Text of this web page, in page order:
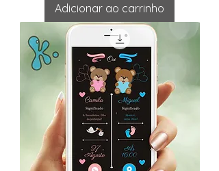
Adicionar ao carrinho